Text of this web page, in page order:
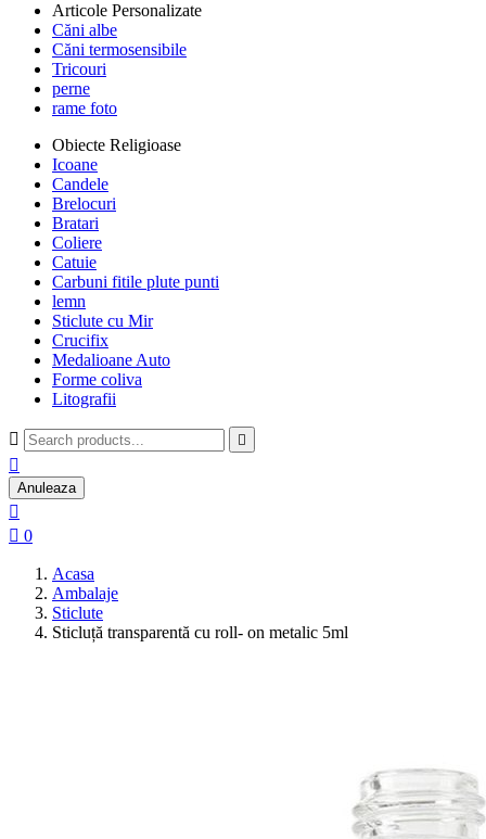
Articole Personalizate
Căni albe
Căni termosensibile
Tricouri
perne
rame foto
Obiecte Religioase
Icoane
Candele
Brelocuri
Bratari
Coliere
Catuie
Carbuni fitile plute punti
lemn
Sticlute cu Mir
Crucifix
Medalioane Auto
Forme coliva
Litografii
 

Anuleaza

 0
Acasa
Ambalaje
Sticlute
Sticluță transparentă cu roll- on metalic 5ml